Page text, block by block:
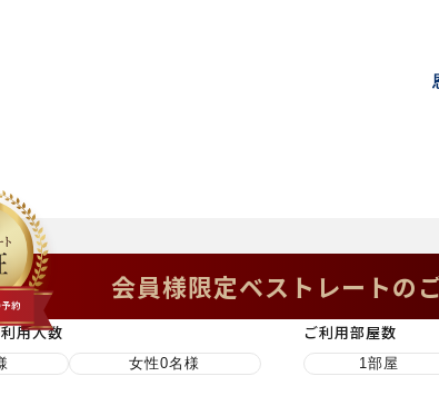
会員様限定ベストレートの
用人数 ご利用部屋数